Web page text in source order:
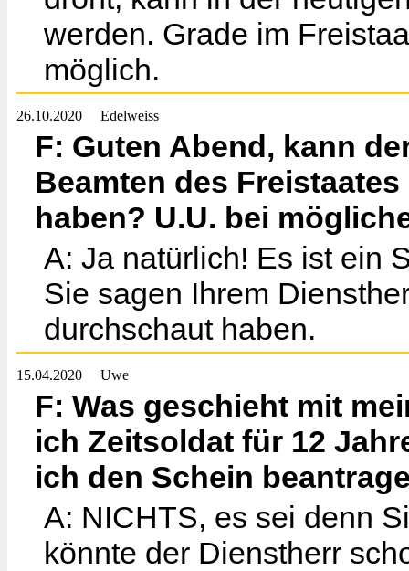
werden. Grade im
möglich.
26.10.2020 Edelweiss
F: Guten Abend, kann
Beamten des
haben? U.U. bei
A: Ja natürlich! Es ist ein
Sie sagen Ihrem
durchschaut haben.
15.04.2020 Uwe
F: Was geschieht mit
ich Zeitsoldat für 12
ich den Schein
A: NICHTS, es sei denn
könnte der Dienstherr